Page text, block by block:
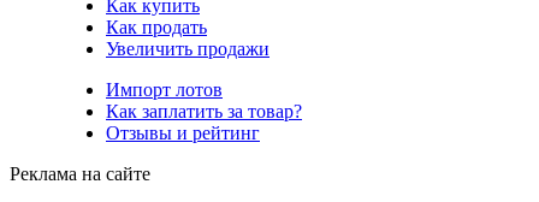
Как купить
Как продать
Увеличить продажи
Импорт лотов
Как заплатить за товар?
Отзывы и рейтинг
Реклама на сайте